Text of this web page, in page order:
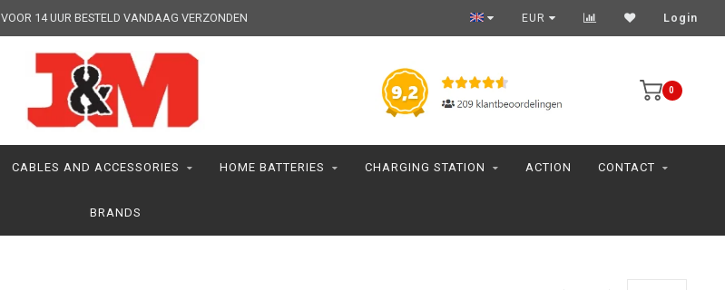
VOOR 14 UUR BESTELD VANDAAG VERZONDEN EUR Login
0
CABLES AND ACCESSORIES HOME BATTERIES CHARGING STATION ACTION CONTACT
BRANDS